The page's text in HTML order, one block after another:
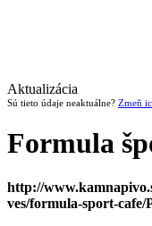
Aktualizácia
Sú tieto údaje neaktuálne? Zmeň
Formula
http://
ves/formula-sport-cafe/